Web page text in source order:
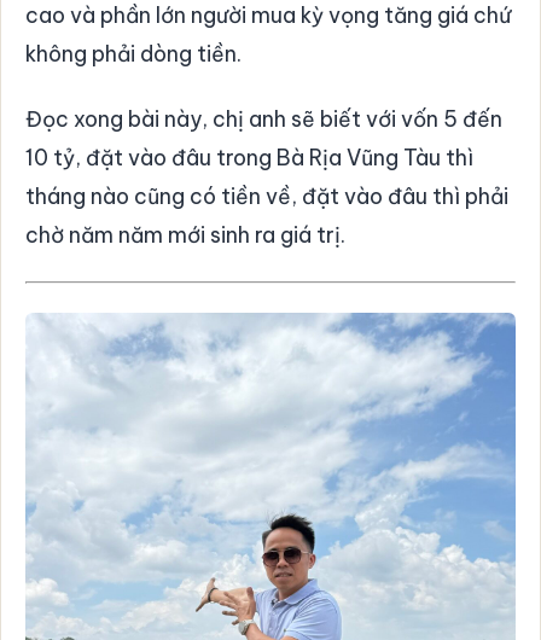
cao và phần lớn người mua kỳ vọng tăng giá chứ
không phải dòng tiền.
Đọc xong bài này, chị anh sẽ biết với vốn 5 đến
10 tỷ, đặt vào đâu trong Bà Rịa Vũng Tàu thì
tháng nào cũng có tiền về, đặt vào đâu thì phải
chờ năm năm mới sinh ra giá trị.